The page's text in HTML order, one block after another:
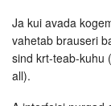
Ja kui avada
vahetab brauseri
sind krt-teab-kuhu
all).